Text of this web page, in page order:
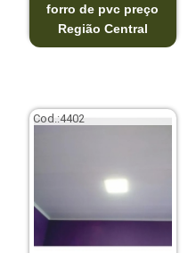
forro de pvc preço
Região Central
Cod.:4402